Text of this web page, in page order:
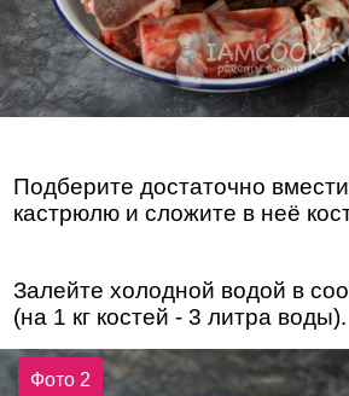
Подберите достаточно
кастрюлю и сложите в неё
Залейте холодной водой в
(на 1 кг костей - 3 литра воды).
Фото 2